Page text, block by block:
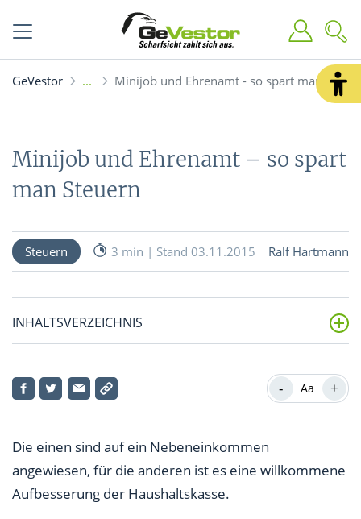
GeVestor Minijob und Ehrenamt - so spart man
Minijob und Ehrenamt – so spart
man Steuern
Steuern 3 min | Stand 03.11.2015 Ralf Hartmann
INHALTSVERZEICHNIS
Ansätze
Ehrenamt als Nebenberuf mit Freibetrag
Ehrenämter mit Minijob kombinieren
- Aa +
Die einen sind auf ein Nebeneinkommen
angewiesen, für die anderen ist es eine willkommene
Aufbesserung der Haushaltskasse.